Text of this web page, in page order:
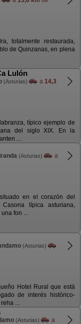
totalmente restaurada,
de Quinzanas, en plena
Lulón
(Asturias) a 14,3
típico ejemplo de
del siglo XIX. En la
...
(Asturias)
a
en el corazón del
típica asturiana,
fon ...
(Asturias)
Hotel Rural que está
de interés histórico-
...
(Asturias)
a